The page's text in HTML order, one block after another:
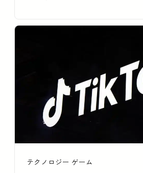
テクノロジー ゲーム